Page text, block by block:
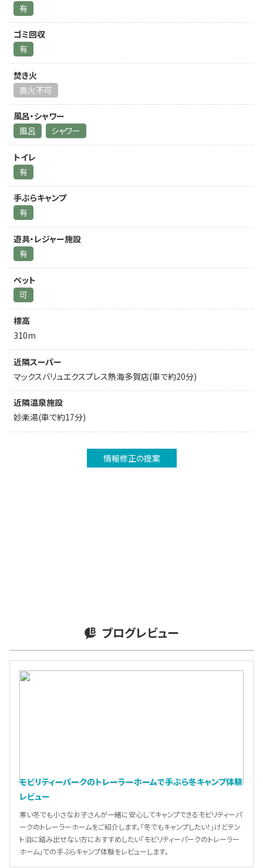
有
ゴミ回収
有
焚き火
直火不可
風呂・シャワー
風呂
シャワー
トイレ
有
手ぶらキャンプ
有
遊具・レジャー施設
有
ペット
可
標高
310m
近隣スーパー
マックスバリュエクスプレス熱海多賀店(車で約20分)
近隣温泉施設
妙楽湯(車で約17分)
情報修正の提案
ブログレビュー
モビリティーパークのトレーラーホームで手ぶら冬キャンプ体験
レビュー
寒い冬でも小さなお子さんが一緒に安心してキャンプできるモビリティーパ
ークのトレーラーホームをご紹介します。「冬でもキャンプしたい！」けどテン
ト泊に踏み出せない方におすすめしたい「モビリティーパークのトレーラー
ホーム」での手ぶらキャンプ体験をレビューします。